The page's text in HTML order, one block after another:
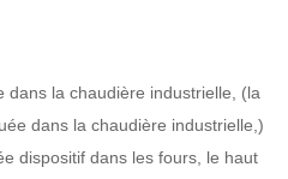
dans la chaudière industrielle, (la
dans la chaudière industrielle,)
dispositif dans les fours, le haut